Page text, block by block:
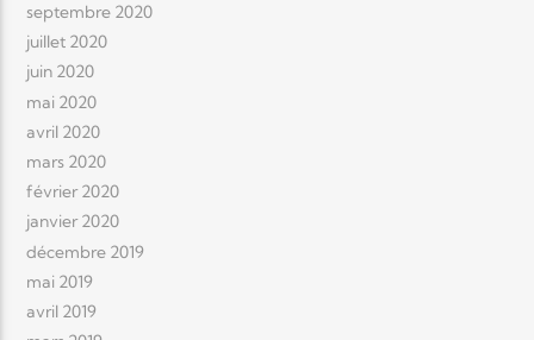
septembre 2020
juillet 2020
juin 2020
mai 2020
avril 2020
mars 2020
février 2020
janvier 2020
décembre 2019
mai 2019
avril 2019